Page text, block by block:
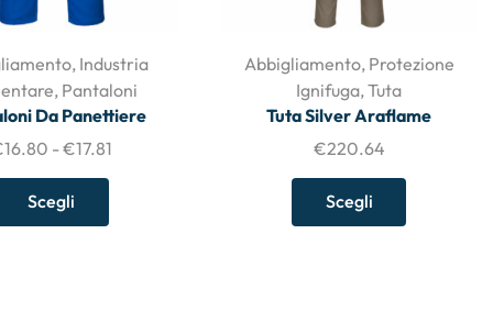
, Industria
, Pantaloni
Da Panettiere
16.80 -€17.81
Scegli
Abbigliamento, Protezione
Ignifuga,Tuta
Tuta Silver Araflame
€220.64
Scegli